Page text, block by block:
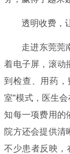
透明收费，
走进东莞莞
着电子屏，滚动
到检查、用药
室”模式，医生
知每一项费用的
院方还会提供清
不少患者反映，